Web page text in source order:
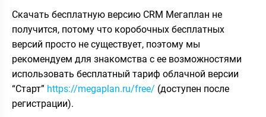
Скачать бесплатную версию CRM Мегаплан не
получится, потому что коробочных бесплатных
версий просто не существует, поэтому мы
рекомендуем для знакомства с ее возможностями
использовать бесплатный тариф облачной версии
“Старт” https://megaplan.ru/free/ (доступен после
регистрации).